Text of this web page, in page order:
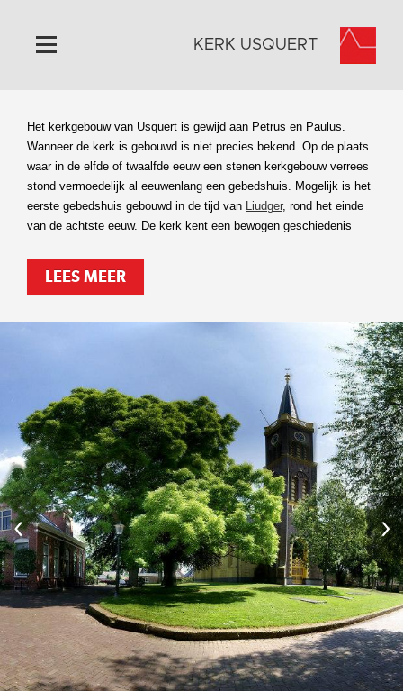
Home
Algemeen
Historie
Omgeving
Activiteiten
Steun ons
Contact
Vaktaal
KERK USQUERT
Het kerkgebouw van Usquert is gewijd aan Petrus en Paulus.
Wanneer de kerk is gebouwd is niet precies bekend. Op de plaats
waar in de elfde of twaalfde eeuw een stenen kerkgebouw verrees
stond vermoedelijk al eeuwenlang een gebedshuis. Mogelijk is het
eerste gebedshuis gebouwd in de tijd van Liudger, rond het einde
van de achtste eeuw. De kerk kent een bewogen geschiedenis
LEES MEER
‹ ›